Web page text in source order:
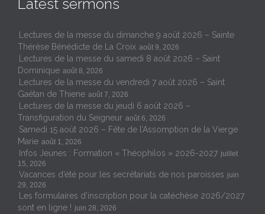
Latest sermons
Lectures de la messe du dimanche 9 août 2026 – Sainte
Thérèse Bénédicte de La Croix août 9, 2026
Lectures de la messe du samedi 8 août 2026 – Saint
Dominique août 8, 2026
Lectures de la messe du vendredi 7 août 2026 – Saint
Gaétan de Thiene août 7, 2026
Lectures de la messe du jeudi 6 août 2026 –
Transfiguration du Seigneur août 6, 2026
Samedi 15 août 2026 – Fête de l’Assomption de la Vierge
Marie août 1, 2026
Infos Jeunes : Formation « Théophilos » 2026-2027 juillet
15, 2026
Vacances d’été pour les secrétariats de nos paroisses juin
29, 2026
Les formulaires d’inscription pour la catéchèse 2026/2027
sont en ligne ! juin 28, 2026